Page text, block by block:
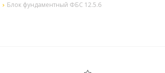
Блок фундаментный ФБС 12.5.6